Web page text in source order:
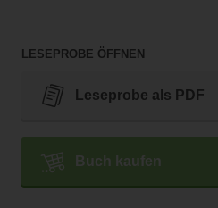
LESEPROBE ÖFFNEN
Leseprobe als PDF
Buch kaufen